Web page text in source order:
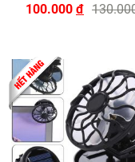
100.000 đ